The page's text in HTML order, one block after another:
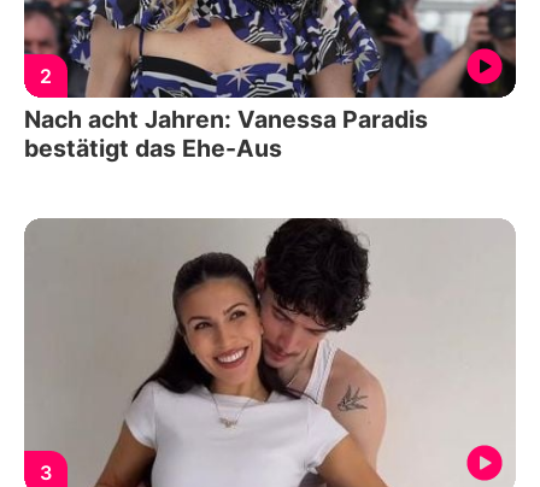
2
Nach acht Jahren: Vanessa Paradis
bestätigt das Ehe-Aus
3